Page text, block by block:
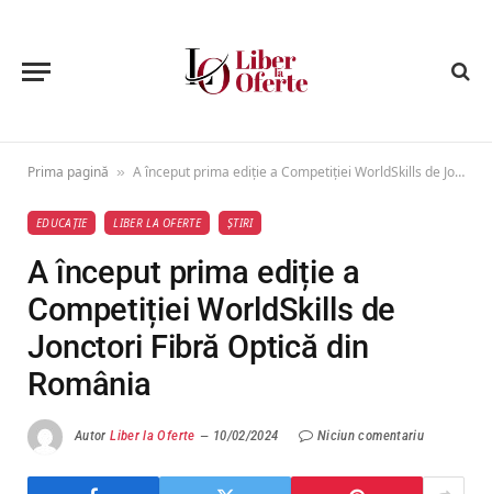
Prima pagină » A început prima ediție a Competiției WorldSkills de Jonctori Fibră Optică din România
EDUCAȚIE LIBER LA OFERTE ȘTIRI
A început prima ediție a
Competiției WorldSkills de
Jonctori Fibră Optică din
România
Autor Liber la Oferte 10/02/2024 Niciun comentariu